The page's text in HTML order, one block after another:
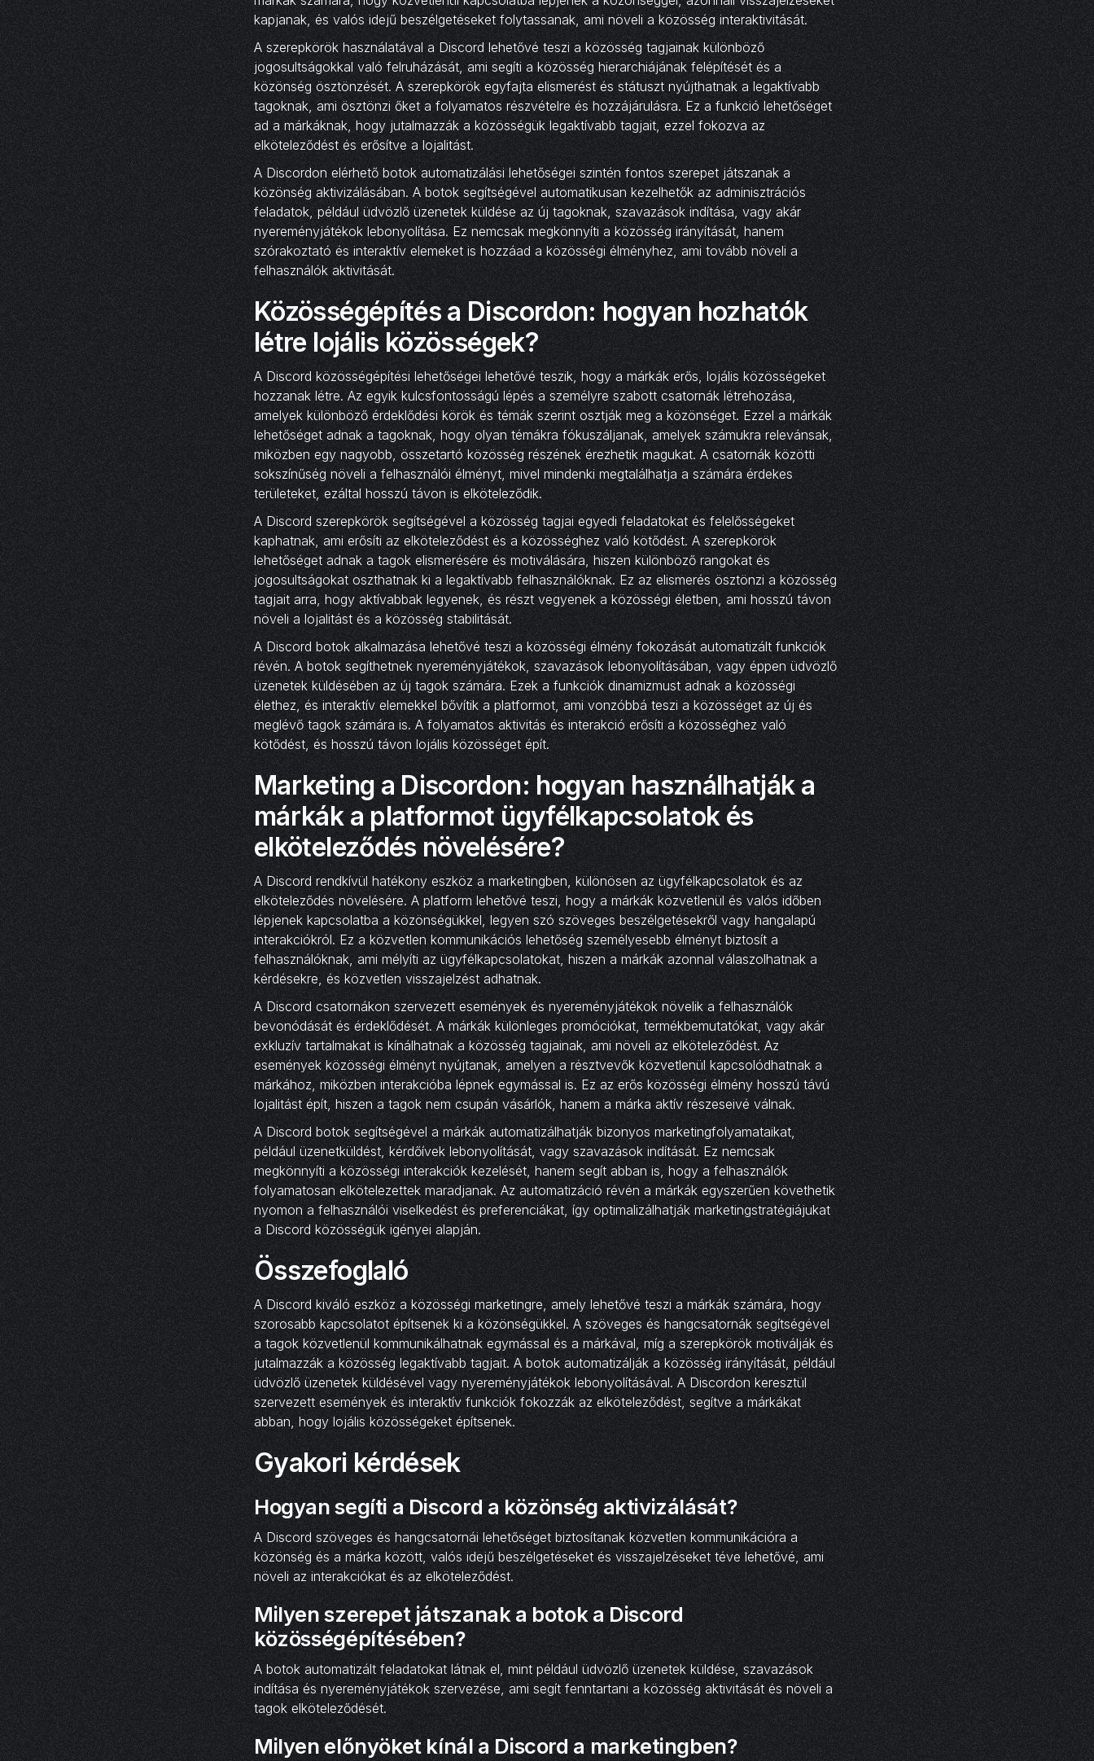
kapjanak, és valós idejű beszélgetéseket folytassanak, ami növeli a közösség interaktivitását.
A szerepkörök használatával a Discord lehetővé teszi a közösség tagjainak különböző
jogosultságokkal való felruházását, ami segíti a közösség hierarchiájának felépítését és a
közönség ösztönzését. A szerepkörök egyfajta elismerést és státuszt nyújthatnak a legaktívabb
tagoknak, ami ösztönzi őket a folyamatos részvételre és hozzájárulásra. Ez a funkció lehetőséget
ad a márkáknak, hogy jutalmazzák a közösségük legaktívabb tagjait, ezzel fokozva az
elköteleződést és erősítve a lojalitást.
A Discordon elérhető botok automatizálási lehetőségei szintén fontos szerepet játszanak a
közönség aktivizálásában. A botok segítségével automatikusan kezelhetők az adminisztrációs
feladatok, például üdvözlő üzenetek küldése az új tagoknak, szavazások indítása, vagy akár
nyereményjátékok lebonyolítása. Ez nemcsak megkönnyíti a közösség irányítását, hanem
szórakoztató és interaktív elemeket is hozzáad a közösségi élményhez, ami tovább növeli a
felhasználók aktivitását.
Közösségépítés a Discordon: hogyan hozhatók
létre lojális közösségek?
A Discord közösségépítési lehetőségei lehetővé teszik, hogy a márkák erős, lojális közösségeket
hozzanak létre. Az egyik kulcsfontosságú lépés a személyre szabott csatornák létrehozása,
amelyek különböző érdeklődési körök és témák szerint osztják meg a közönséget. Ezzel a márkák
lehetőséget adnak a tagoknak, hogy olyan témákra fókuszáljanak, amelyek számukra relevánsak,
miközben egy nagyobb, összetartó közösség részének érezhetik magukat. A csatornák közötti
sokszínűség növeli a felhasználói élményt, mivel mindenki megtalálhatja a számára érdekes
területeket, ezáltal hosszú távon is elköteleződik.
A Discord szerepkörök segítségével a közösség tagjai egyedi feladatokat és felelősségeket
kaphatnak, ami erősíti az elköteleződést és a közösséghez való kötődést. A szerepkörök
lehetőséget adnak a tagok elismerésére és motiválására, hiszen különböző rangokat és
jogosultságokat oszthatnak ki a legaktívabb felhasználóknak. Ez az elismerés ösztönzi a közösség
tagjait arra, hogy aktívabbak legyenek, és részt vegyenek a közösségi életben, ami hosszú távon
növeli a lojalitást és a közösség stabilitását.
A Discord botok alkalmazása lehetővé teszi a közösségi élmény fokozását automatizált funkciók
révén. A botok segíthetnek nyereményjátékok, szavazások lebonyolításában, vagy éppen üdvözlő
üzenetek küldésében az új tagok számára. Ezek a funkciók dinamizmust adnak a közösségi
élethez, és interaktív elemekkel bővítik a platformot, ami vonzóbbá teszi a közösséget az új és
meglévő tagok számára is. A folyamatos aktivitás és interakció erősíti a közösséghez való
kötődést, és hosszú távon lojális közösséget épít.
Marketing a Discordon: hogyan használhatják a
márkák a platformot ügyfélkapcsolatok és
elköteleződés növelésére?
A Discord rendkívül hatékony eszköz a marketingben, különösen az ügyfélkapcsolatok és az
elköteleződés növelésére. A platform lehetővé teszi, hogy a márkák közvetlenül és valós időben
lépjenek kapcsolatba a közönségükkel, legyen szó szöveges beszélgetésekről vagy hangalapú
interakciókról. Ez a közvetlen kommunikációs lehetőség személyesebb élményt biztosít a
felhasználóknak, ami mélyíti az ügyfélkapcsolatokat, hiszen a márkák azonnal válaszolhatnak a
kérdésekre, és közvetlen visszajelzést adhatnak.
A Discord csatornákon szervezett események és nyereményjátékok növelik a felhasználók
bevonódását és érdeklődését. A márkák különleges promóciókat, termékbemutatókat, vagy akár
exkluzív tartalmakat is kínálhatnak a közösség tagjainak, ami növeli az elköteleződést. Az
események közösségi élményt nyújtanak, amelyen a résztvevők közvetlenül kapcsolódhatnak a
márkához, miközben interakcióba lépnek egymással is. Ez az erős közösségi élmény hosszú távú
lojalitást épít, hiszen a tagok nem csupán vásárlók, hanem a márka aktív részeseivé válnak.
A Discord botok segítségével a márkák automatizálhatják bizonyos marketingfolyamataikat,
például üzenetküldést, kérdőívek lebonyolítását, vagy szavazások indítását. Ez nemcsak
megkönnyíti a közösségi interakciók kezelését, hanem segít abban is, hogy a felhasználók
folyamatosan elkötelezettek maradjanak. Az automatizáció révén a márkák egyszerűen követhetik
nyomon a felhasználói viselkedést és preferenciákat, így optimalizálhatják marketingstratégiájukat
a Discord közösségük igényei alapján.
Összefoglaló
A Discord kiváló eszköz a közösségi marketingre, amely lehetővé teszi a márkák számára, hogy
szorosabb kapcsolatot építsenek ki a közönségükkel. A szöveges és hangcsatornák segítségével
a tagok közvetlenül kommunikálhatnak egymással és a márkával, míg a szerepkörök motiválják és
jutalmazzák a közösség legaktívabb tagjait. A botok automatizálják a közösség irányítását, például
üdvözlő üzenetek küldésével vagy nyereményjátékok lebonyolításával. A Discordon keresztül
szervezett események és interaktív funkciók fokozzák az elköteleződést, segítve a márkákat
abban, hogy lojális közösségeket építsenek.
Gyakori kérdések
Hogyan segíti a Discord a közönség aktivizálását?
A Discord szöveges és hangcsatornái lehetőséget biztosítanak közvetlen kommunikációra a
közönség és a márka között, valós idejű beszélgetéseket és visszajelzéseket téve lehetővé, ami
növeli az interakciókat és az elköteleződést.
Milyen szerepet játszanak a botok a Discord
közösségépítésében?
A botok automatizált feladatokat látnak el, mint például üdvözlő üzenetek küldése, szavazások
indítása és nyereményjátékok szervezése, ami segít fenntartani a közösség aktivitását és növeli a
tagok elköteleződését.
Milyen előnyöket kínál a Discord a marketingben?